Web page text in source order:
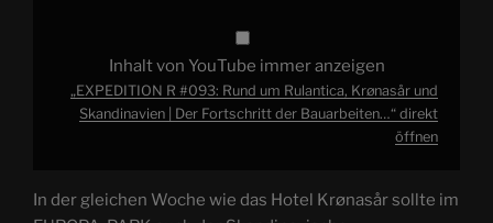
Inhalt von YouTube immer anzeigen
„EXPEDITION R #093: Rund um Rulantica, Krønasår und
Skandinavien | Der Fortschritt der Bauarbeiten…“ direkt
öffnen
In der gleichen Woche wie das Hotel Krønasår sollte im